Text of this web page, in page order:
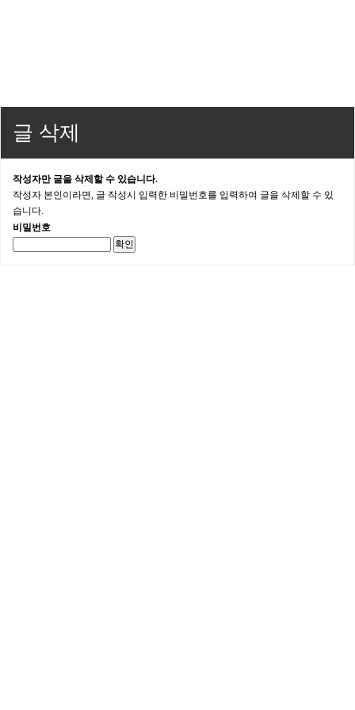
글 삭제
작성자만 글을 삭제할 수 있습니다.
작성자 본인이라면, 글 작성시 입력한 비밀번호를 입력하여 글을 삭제할 수 있
습니다.
비밀번호
확인